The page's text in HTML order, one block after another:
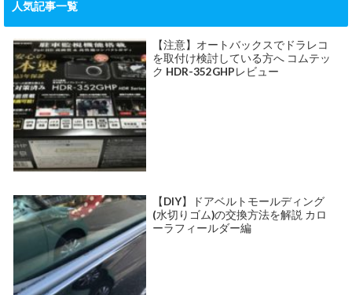
人気記事一覧
【注意】オートバックスでドラレコ
を取付け検討している方へ コムテッ
ク HDR-352GHPレビュー
【DIY】ドアベルトモールディング
(水切りゴム)の交換方法を解説 カロ
ーラフィールダー編